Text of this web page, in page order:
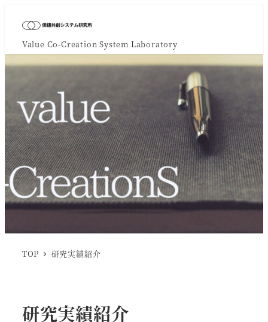
Value Co-Creation System Laboratory
TOP 研究実績紹介
研究実績紹介